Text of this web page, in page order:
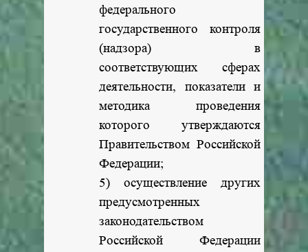
федерального
государственного контроля
(надзора) в
соответствующих сферах
деятельности, показатели и
методика проведения
которого утверждаются
Правительством Российской
Федерации;
5) осуществление других
предусмотренных
законодательством
Российской Федерации